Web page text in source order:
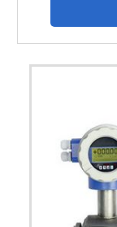
garantir